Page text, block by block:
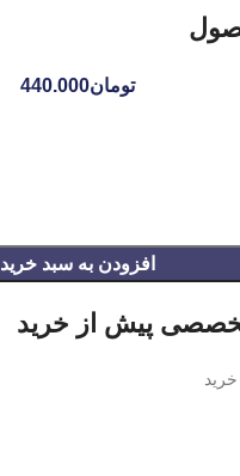
تومان440.000
افزودن به سبد خرید
پیش از خرید